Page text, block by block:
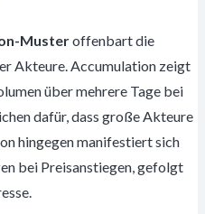
Musteroffenbart die
Akteure. Accumulation zeigt
über mehrere Tage bei
dafür, dass große Akteure
hingegen manifestiert sich
bei Preisanstiegen, gefolgt